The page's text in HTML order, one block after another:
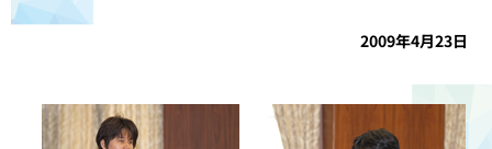
2009年4月23日